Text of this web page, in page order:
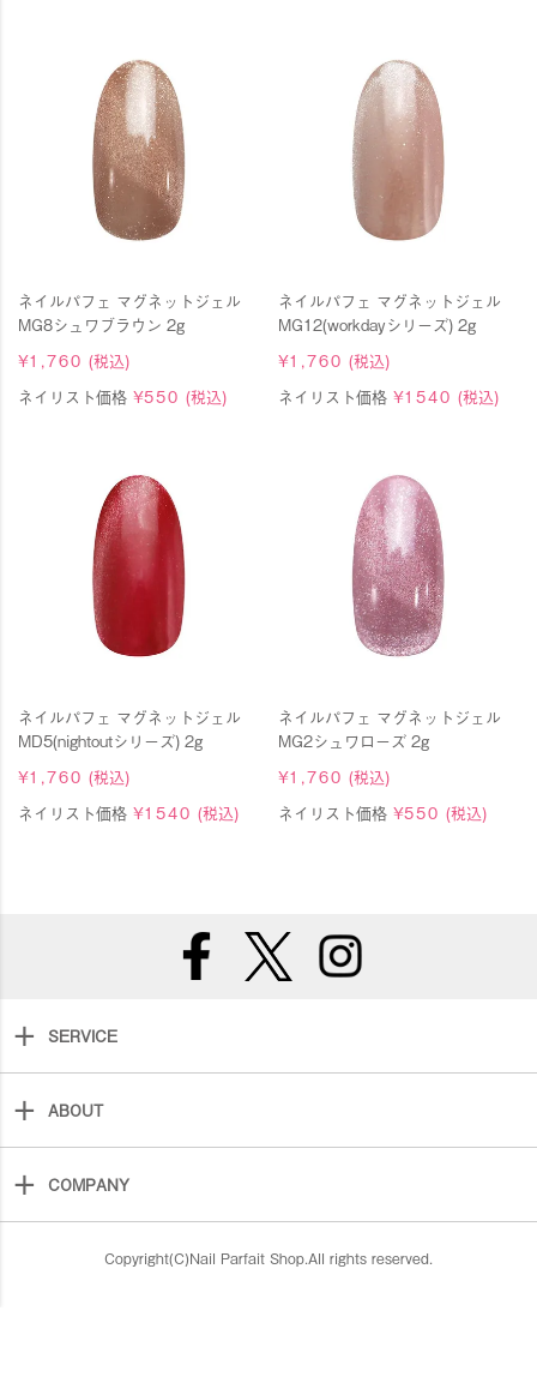
ネイルパフェ マグネットジェル
MG8シュワブラウン 2g
¥1,760 (税込)
ネイリスト価格 ¥550 (税込)
ネイルパフェ マグネットジェル
MG12(workdayシリーズ) 2g
¥1,760 (税込)
ネイリスト価格 ¥1540 (税込)
ネイルパフェ マグネットジェル
MD5(nightoutシリーズ) 2g
¥1,760 (税込)
ネイリスト価格 ¥1540 (税込)
ネイルパフェ マグネットジェル
MG2シュワローズ 2g
¥1,760 (税込)
ネイリスト価格 ¥550 (税込)
SERVICE
ABOUT
COMPANY
Copyright(C)Nail Parfait Shop.All rights reserved.